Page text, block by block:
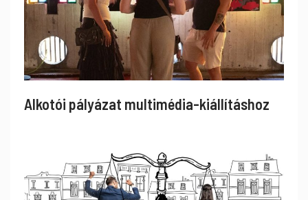
Alkotói pályázat multimédia-kiállításhoz